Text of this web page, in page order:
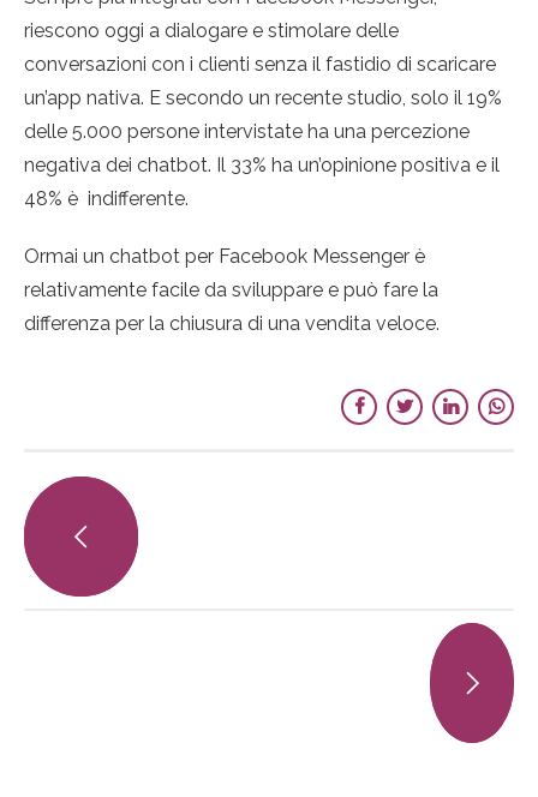
riescono oggi a dialogare e stimolare delle
conversazioni con i clienti senza il fastidio di scaricare
un’app nativa. E secondo un recente studio, solo il 19%
delle 5.000 persone intervistate ha una percezione
negativa dei chatbot. Il 33% ha un’opinione positiva e il
48% è indifferente.
Ormai un chatbot per Facebook Messenger è
relativamente facile da sviluppare e può fare la
differenza per la chiusura di una vendita veloce.